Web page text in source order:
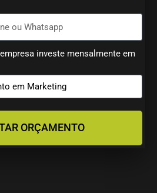
investe mensalmente em
ORÇAMENTO